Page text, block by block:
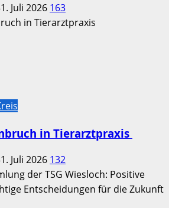
Juli 2026 163
in Tierarztpraxis
Juli 2026 132